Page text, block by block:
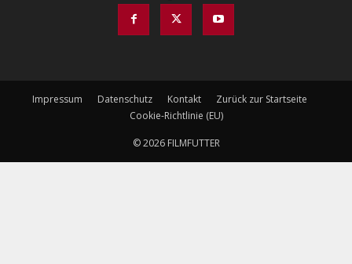
Impressum Datenschutz Kontakt
Zurück zur Startseite
Cookie-Richtlinie (EU)
© 2026 FILMFUTTER